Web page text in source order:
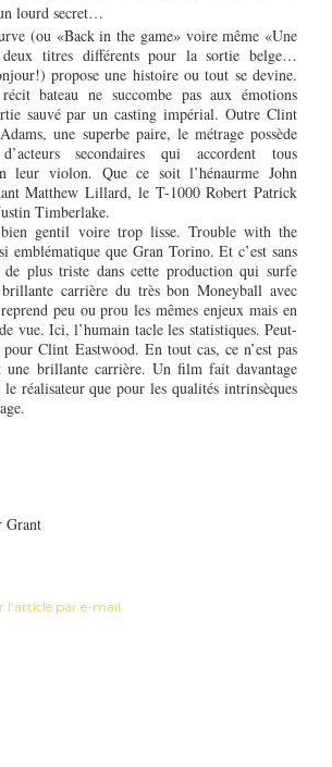
lourd secret…
(ou «Back in the game» voire même «Une
deux titres différents pour la sortie belge…
propose une histoire ou tout se devine.
bateau ne succombe pas aux émotions
sauvé par un casting impérial. Outre Clint
une superbe paire, le métrage possède
secondaires qui accordent tous
leur violon. Que ce soit l’hénaurme John
Matthew Lillard, le T-1000 Robert Patrick
Timberlake.
gentil voire trop lisse. Trouble with the
emblématique que Gran Torino. Et c’est sans
plus triste dans cette production qui surfe
carrière du très bon Moneyball avec
peu ou prou les mêmes enjeux mais en
vue. Ici, l’humain tacle les statistiques. Peut-
Clint Eastwood. En tout cas, ce n’est pas
brillante carrière. Un film fait davantage
réalisateur que pour les qualités intrinsèques
Grant
l'article par e-mail